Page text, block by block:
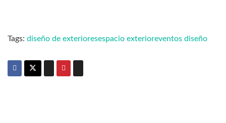
Tags: diseño de exterioresespacio exterioreventos diseño